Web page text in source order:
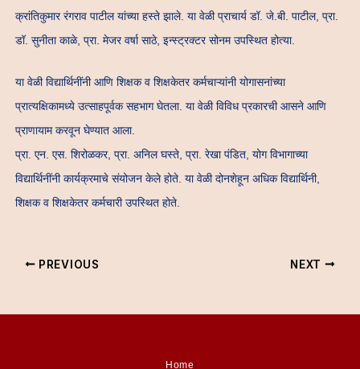
क्रांतिकुमार रंगराव पाटील यांच्या हस्ते झाले. या वेळी प्राचार्य डॉ. जे.बी. पाटील, प्रा.
डॉ. सुनीता काळे, प्रा. मेजर वर्षा साठे, इन्स्ट्रक्टर सोनम उपस्थित होत्या.
या वेळी विद्यार्थिनींनी आणि शिक्षक व शिक्षकेतर कर्मचाऱ्यांनी योगासनांच्या
प्रात्यक्षिकामध्ये उत्साहपूर्वक सहभाग घेतला. या वेळी विविध प्रकारची आसने आणि
प्राणायाम करवून घेण्यात आला.
प्रा. एन. एस. शिरोळकर, प्रा. अनिल घस्ते, प्रा. रेखा पंडित, योग विभागाच्या
विद्यार्थिनींनी कार्यक्रमाचे संयोजन केले होते. या वेळी दोनशेहून अधिक विद्यार्थिनी,
शिक्षक व शिक्षकेतर कर्मचारी उपस्थित होते.
PREVIOUS NEXT
Home